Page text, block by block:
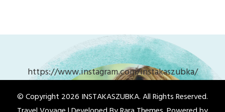
https://www.instagram.com/instakaszubka/
© Copyright 2026 INSTAKASZUBKA. All Rights Reserved.